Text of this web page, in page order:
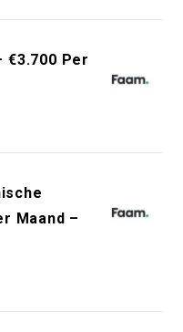
€3.700 Per
Maand –